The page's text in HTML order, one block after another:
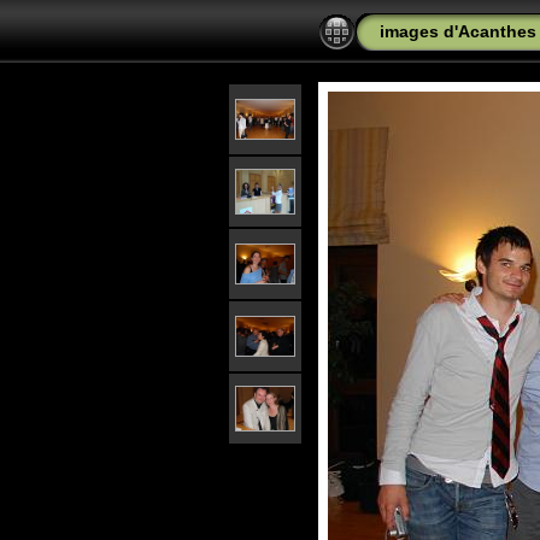
images d'Acanthes